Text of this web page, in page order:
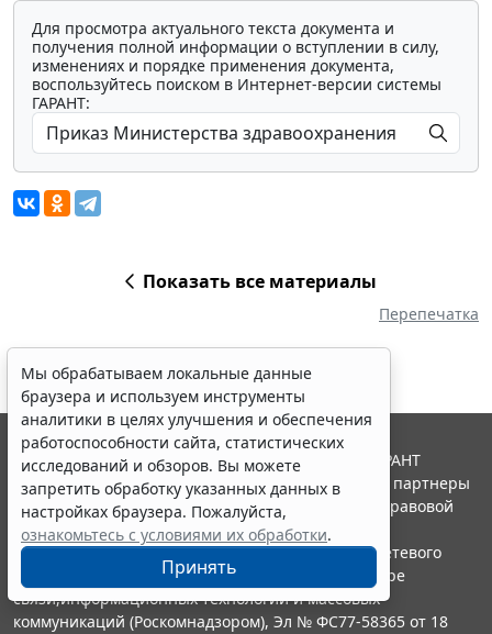
Для просмотра актуального текста документа и
получения полной информации о вступлении в силу,
изменениях и порядке применения документа,
воспользуйтесь поиском в Интернет-версии системы
ГАРАНТ:
Показать все материалы
Перепечатка
Мы обрабатываем локальные данные
браузера и используем инструменты
аналитики в целях улучшения и обеспечения
работоспособности сайта, статистических
исследований и обзоров. Вы можете
запретить обработку указанных данных в
настройках браузера. Пожалуйста,
ознакомьтесь с условиями их обработки.
Принять
© ООО "НПП "ГАРАНТ-СЕРВИС", 2026. Система ГАРАНТ
выпускается с 1990 года. Компания "Гарант" и ее партнеры
являются участниками Российской ассоциации правовой
информации ГАРАНТ.
Портал ГАРАНТ.РУ зарегистрирован в качестве сетевого
издания Федеральной службой по надзору в сфере
связи,информационных технологий и массовых
коммуникаций (Роскомнадзором), Эл № ФС77-58365 от 18